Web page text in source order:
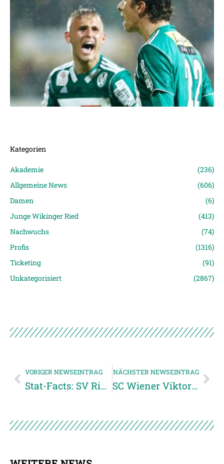
Kategorien
Akademie
(236)
Allgemeine News
(606)
Damen
(6)
Junge Wikinger Ried
(413)
Nachwuchs
(74)
Profis
(1316)
Ticketing
(91)
Unkategorisiert
(2867)
VORIGER NEWSEINTRAG
Stat-Facts: SV Ried vs. Admira Wacker
NÄCHSTER NEWSEINTRAG
SC Wiener Viktoria Gegner im Cup-Achtelfinale